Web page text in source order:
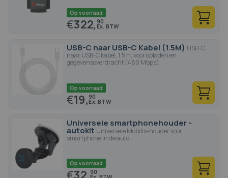
Op voorraad
€322, 90
USB-C naar USB-C Kabel (1.5M) USB-C
naar USB-C kabel, 1,5m, voor opladen en
gegevensoverdracht (480 Mbps)
Op voorraad
€19,90
Universele smartphonehouder -
autokit Universele Mobilis-houder voor
smartphone in de auto.
Op voorraad
€32,90